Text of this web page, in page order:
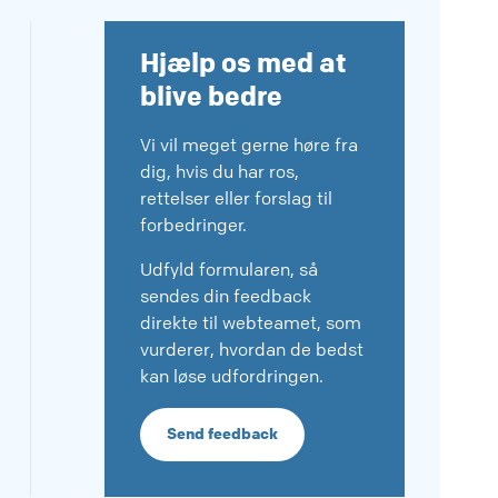
Hjælp os med at
blive bedre
Vi vil meget gerne høre fra
dig, hvis du har ros,
rettelser eller forslag til
forbedringer.
Udfyld formularen, så
sendes din feedback
direkte til webteamet, som
vurderer, hvordan de bedst
kan løse udfordringen.
Send feedback